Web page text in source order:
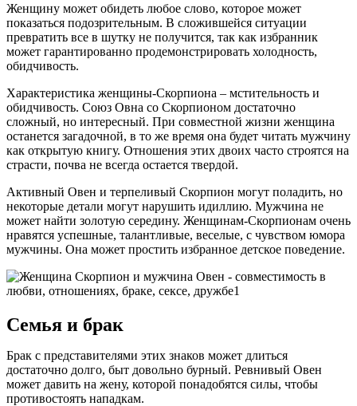
Женщину может обидеть любое слово, которое может
показаться подозрительным. В сложившейся ситуации
превратить все в шутку не получится, так как избранник
может гарантированно продемонстрировать холодность,
обидчивость.
Характеристика женщины-Скорпиона – мстительность и
обидчивость. Союз Овна со Скорпионом достаточно
сложный, но интересный. При совместной жизни женщина
останется загадочной, в то же время она будет читать мужчину
как открытую книгу. Отношения этих двоих часто строятся на
страсти, почва не всегда остается твердой.
Активный Овен и терпеливый Скорпион могут поладить, но
некоторые детали могут нарушить идиллию. Мужчина не
может найти золотую середину. Женщинам-Скорпионам очень
нравятся успешные, талантливые, веселые, с чувством юмора
мужчины. Она может простить избранное детское поведение.
Семья и брак
Брак с представителями этих знаков может длиться
достаточно долго, быт довольно бурный. Ревнивый Овен
может давить на жену, которой понадобятся силы, чтобы
противостоять нападкам.